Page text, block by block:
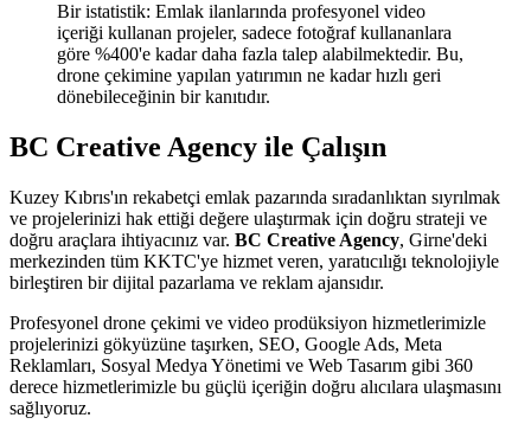
Bir istatistik: Emlak ilanlarında profesyonel video
içeriği kullanan projeler, sadece fotoğraf kullananlara
göre %400'e kadar daha fazla talep alabilmektedir. Bu,
drone çekimine yapılan yatırımın ne kadar hızlı geri
dönebileceğinin bir kanıtıdır.
BC Creative Agency ile Çalışın
Kuzey Kıbrıs'ın rekabetçi emlak pazarında sıradanlıktan sıyrılmak
ve projelerinizi hak ettiği değere ulaştırmak için doğru strateji ve
doğru araçlara ihtiyacınız var. BC Creative Agency, Girne'deki
merkezinden tüm KKTC'ye hizmet veren, yaratıcılığı teknolojiyle
birleştiren bir dijital pazarlama ve reklam ajansıdır.
Profesyonel drone çekimi ve video prodüksiyon hizmetlerimizle
projelerinizi gökyüzüne taşırken, SEO, Google Ads, Meta
Reklamları, Sosyal Medya Yönetimi ve Web Tasarım gibi 360
derece hizmetlerimizle bu güçlü içeriğin doğru alıcılara ulaşmasını
sağlıyoruz.